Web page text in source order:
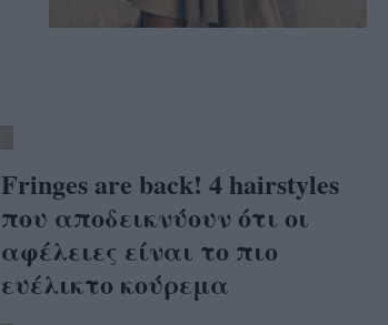
Fringes are back! 4 hairstyles
που αποδεικνύουν ότι οι
αφέλειες είναι το πιο
ευέλικτο κούρεμα